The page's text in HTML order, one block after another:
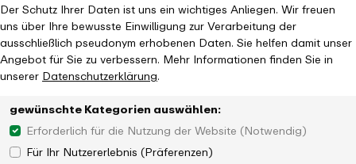
Der Schutz Ihrer Daten ist uns ein wichtiges Anliegen. Wir freuen
uns über Ihre bewusste Einwilligung zur Verarbeitung der
ausschließlich pseudonym erhobenen Daten. Sie helfen damit unser
Angebot für Sie zu verbessern. Mehr Informationen finden Sie in
unsererDatenschutzerklärung.
gewünschte Kategorien auswählen:
Erforderlich für die Nutzung der Website (Notwendig)
Für Ihr Nutzererlebnis (Präferenzen)
Wie sich der VRR und seine
Verkehrsunternehmen für Barrierefreiheit
einsetzen